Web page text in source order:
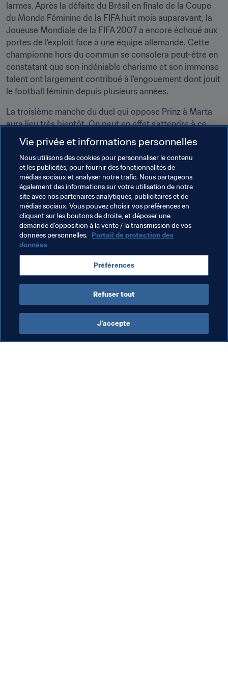
larmes. Après la défaite du Brésil en finale de la Coupe
du Monde Féminine de la FIFA huit mois auparavant, la
Joueuse Mondiale de la FIFA 2007 a encore échoué aux
portes de l'exploit face à une équipe allemande. Cette
championne hors du commun se consolera peut-être en
constatant que son indéniable charisme et son immense
talent ont largement contribué à l'engouement dont jouit
le football féminin depuis plusieurs années.
La troisième manche du duel qui oppose Prinz à Marta
aura lieu très bientôt. On peut en effet s'attendre à ce
que les deux jeunes femmes soient présentes sur le
terrain pour disputer le match d'ouverture du Groupe F
du Tournoi Olympique de Football Féminin, qui opposera
justement le Brésil à l'Allemagne, le 6 août à Shenyang.
Pour la Brésilienne, ce nouveau choc au sommet risque
fort de prendre des allures de revanche.
Thèmes en lien
Compétitions FIFA Brazil Germany
Sweden UEFA CONMEBOL
Vie privée et informations personnelles
Nous utilisons des cookies pour personnaliser le contenu
et les publicités, pour fournir des fonctionnalités de
médias sociaux et analyser notre trafic. Nous partageons
également des informations sur votre utilisation de notre
site avec nos partenaires analytiques, publicitaires et de
médias sociaux. Vous pouvez choisir vos préférences en
cliquant sur les boutons de droite, et déposer une
demande d’opposition à la vente / la transmission de vos
données personnelles. Portail de protection des
données
Préférences
Refuser tout
J’accepte